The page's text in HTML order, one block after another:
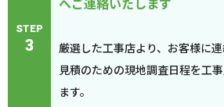
STEP
3
厳選した工事店より、お客様に
見積のための現地調査日程を工
ます。